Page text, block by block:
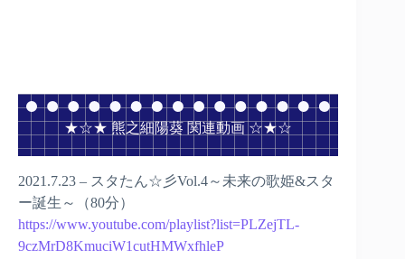
★☆★ 熊之細陽葵 関連動画 ☆★☆
2021.7.23 – スタたん☆彡Vol.4～未来の歌姫&スタ
ー誕生～（80分）
https://www.youtube.com/playlist?list=PLZejTL-
9czMrD8KmuciW1cutHMWxfhleP